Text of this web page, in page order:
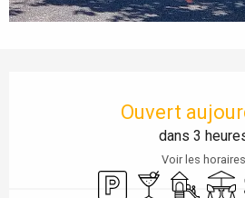
Ouvert
dans 3
Voir les horaires
ParkingBar / Buvette
Jeux pour